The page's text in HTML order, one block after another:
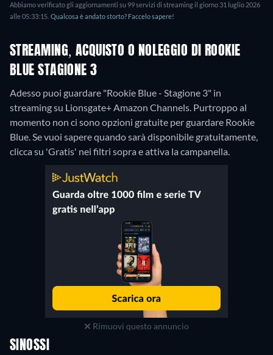
Abbiamo verificato gli aggiornamenti su 99 servizi di streaming il giorno 31 luglio 2026
alle 05:33:15. Qualcosa è andato storto? Faccelo sapere!
STREAMING, ACQUISTO O NOLEGGIO DI ROOKIE
BLUE STAGIONE 3
Adesso puoi guardare "Rookie Blue - Stagione 3" in
streaming su Lionsgate+ Amazon Channels. Purtroppo al
momento non ci sono opzioni gratuite per guardare Rookie
Blue. Se vuoi sapere quando sarà disponibile gratuitamente,
clicca su 'Gratis' nei filtri sopra e attiva la campanella.
Rimuovi questo annuncio
SINOSSI